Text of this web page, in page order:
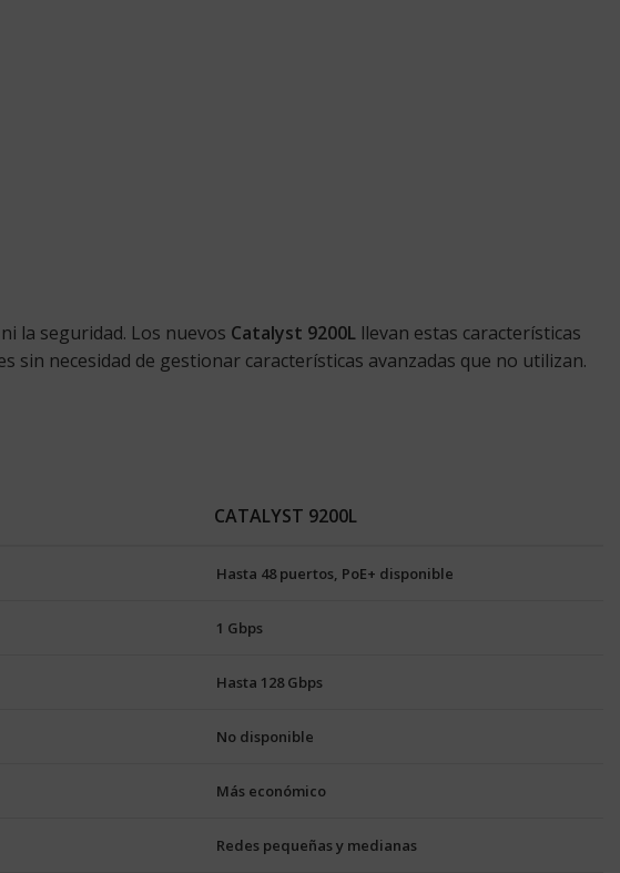
la seguridad. Los nuevos Catalyst 9200L llevan estas características
necesidad de gestionar características avanzadas que no utilizan.
CATALYST 9200L
Hasta 48 puertos, PoE+ disponible
1 Gbps
Hasta 128 Gbps
No disponible
Más económico
Redes pequeñas y medianas